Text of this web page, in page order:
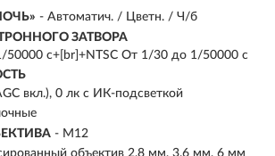
- Автоматич. / Цветн. / Ч/б
ЗАТВОРА
50000 с+[br]+NTSC От 1/30 до 1/50000 с
вкл.), 0 лк с ИК-подсветкой
- M12
объектив 2.8 мм, 3.6 мм, 6 мм